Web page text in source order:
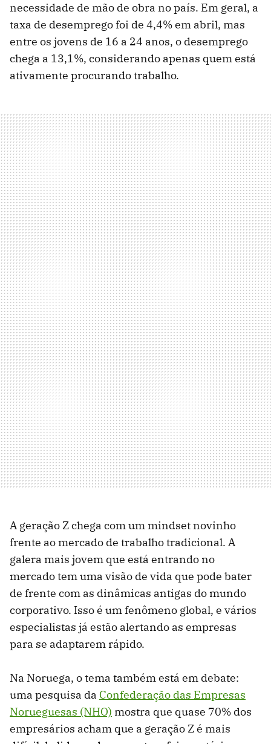
necessidade de mão de obra no país. Em geral, a
taxa de desemprego foi de 4,4% em abril, mas
entre os jovens de 16 a 24 anos, o desemprego
chega a 13,1%, considerando apenas quem está
ativamente procurando trabalho.
A geração Z chega com um mindset novinho
frente ao mercado de trabalho tradicional. A
galera mais jovem que está entrando no
mercado tem uma visão de vida que pode bater
de frente com as dinâmicas antigas do mundo
corporativo. Isso é um fenômeno global, e vários
especialistas já estão alertando as empresas
para se adaptarem rápido.
Na Noruega, o tema também está em debate:
uma pesquisa da Confederação das Empresas
Norueguesas (NHO) mostra que quase 70% dos
empresários acham que a geração Z é mais